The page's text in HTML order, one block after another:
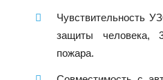
Чувствительность
защиты
пожара.